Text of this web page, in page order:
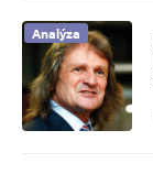
Analýza